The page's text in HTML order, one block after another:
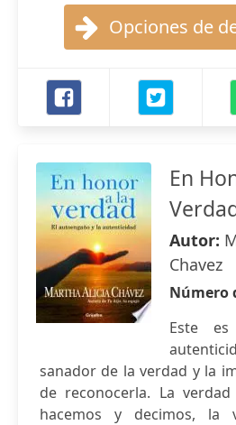
Opciones de
En
Autor:
Chavez
Número
Este
sanador de la verdad y la
de reconocerla. La
hacemos y decimos, la